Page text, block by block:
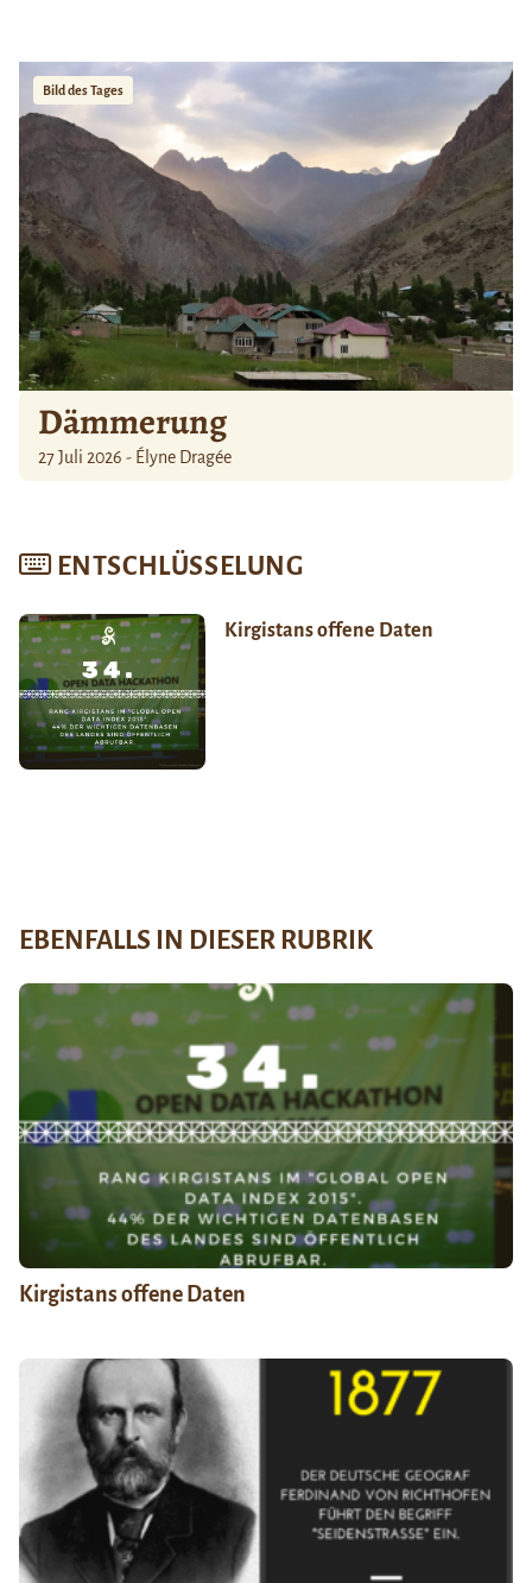
Bild des Tages
Dämmerung
27 Juli 2026 - Élyne Dragée
ENTSCHLÜSSELUNG
Kirgistans offene Daten
EBENFALLS IN DIESER RUBRIK
Kirgistans offene Daten